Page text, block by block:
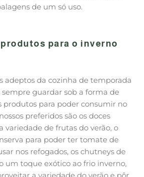
de um só uso.
para o inverno
adeptos da cozinha de temporada
guardar sob a forma de
produtos para poder consumir no
preferidos são os doces
variedade de frutas do verão, o
para poder ter tomate de
nos refogados, os chutneys de
um toque exótico ao frio inverno,
a variedade do verão e pôr